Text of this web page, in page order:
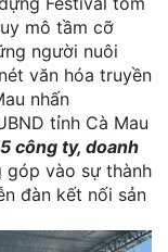
mô tầm cỡ
người nuôi
văn hóa truyền
nhấn
tỉnh Cà Mau
công ty, doanh
góp vào sự thành
đàn kết nối sản